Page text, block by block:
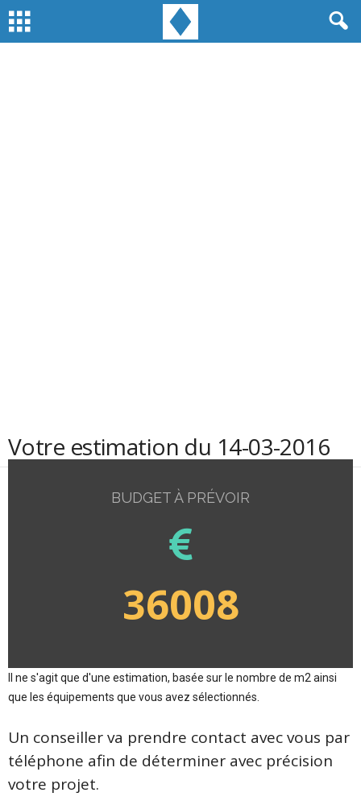
Votre estimation du 14-03-2016
BUDGET À PRÉVOIR
36008
Il ne s'agit que d'une estimation, basée sur le nombre de m2 ainsi
que les équipements que vous avez sélectionnés.
Un conseiller va prendre contact avec vous par
téléphone afin de déterminer avec précision
votre projet.